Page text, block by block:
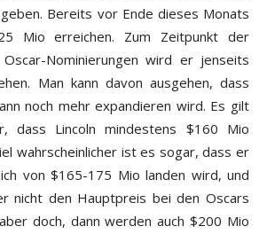
Bereits vor Ende dieses Monats
Mio erreichen. Zum Zeitpunkt der
Nominierungen wird er jenseits
Man kann davon ausgehen, dass
noch mehr expandieren wird. Es gilt
dass Lincoln mindestens $160 Mio
wahrscheinlicher ist es sogar, dass er
von $165-175 Mio landen wird, und
nicht den Hauptpreis bei den Oscars
doch, dann werden auch $200 Mio